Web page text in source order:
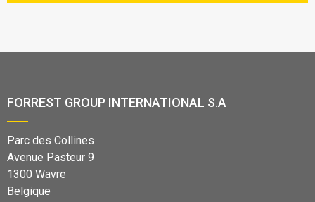
FORREST GROUP INTERNATIONAL S.A
Parc des Collines
Avenue Pasteur 9
1300 Wavre
Belgique